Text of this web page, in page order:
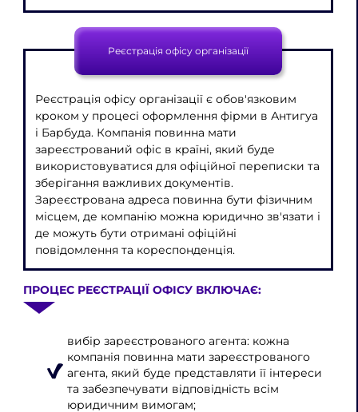
Реєстрація офісу організації
Реєстрація офісу організації є обов'язковим
кроком у процесі оформлення фірми в Антигуа
і Барбуда. Компанія повинна мати
зареєстрований офіс в країні, який буде
використовуватися для офіційної переписки та
зберігання важливих документів.
Зареєстрована адреса повинна бути фізичним
місцем, де компанію можна юридично зв'язати і
де можуть бути отримані офіційні
повідомлення та кореспонденція.
ПРОЦЕС РЕЄСТРАЦІЇ ОФІСУ ВКЛЮЧАЄ:
вибір зареєстрованого агента: кожна
компанія повинна мати зареєстрованого
агента, який буде представляти її інтереси
та забезпечувати відповідність всім
юридичним вимогам;